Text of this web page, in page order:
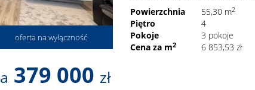
oferta na wyłączność
Powierzchnia
55,30 m2
Piętro
4
Pokoje
3 pokoje
Cena za m2 6 853,53 zł
379 000 zł